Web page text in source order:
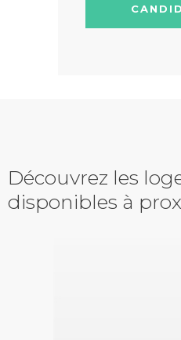
Découvrez les
disponibles à